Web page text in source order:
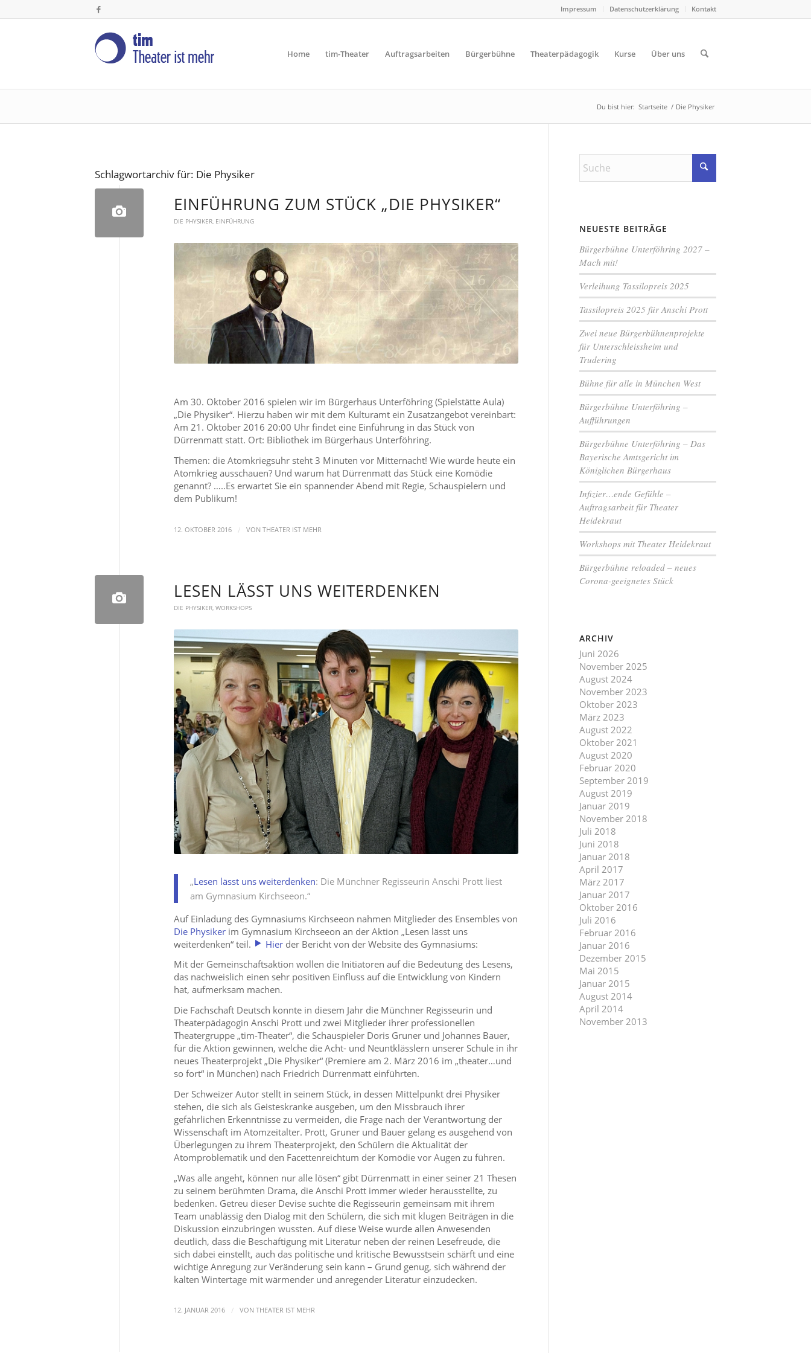
Impressum Datenschutzerklärung Kontakt
Home tim-Theater Auftragsarbeiten Bürgerbühne Theaterpädagogik Kurse Über uns
Du bist hier: Startseite / Die Physiker
Schlagwortarchiv für: Die Physiker
EINFÜHRUNG ZUM STÜCK „DIE PHYSIKER“
DIE PHYSIKER, EINFÜHRUNG
Am 30. Oktober 2016 spielen wir im Bürgerhaus Unterföhring (Spielstätte Aula)
„Die Physiker“. Hierzu haben wir mit dem Kulturamt ein Zusatzangebot vereinbart:
Am 21. Oktober 2016 20:00 Uhr findet eine Einführung in das Stück von
Dürrenmatt statt. Ort: Bibliothek im Bürgerhaus Unterföhring.
Themen: die Atomkriegsuhr steht 3 Minuten vor Mitternacht! Wie würde heute ein
Atomkrieg ausschauen? Und warum hat Dürrenmatt das Stück eine Komödie
genannt? …..Es erwartet Sie ein spannender Abend mit Regie, Schauspielern und
dem Publikum!
12. OKTOBER 2016 / VON THEATER IST MEHR
LESEN LÄSST UNS WEITERDENKEN
DIE PHYSIKER WORKSHOPS
„Lesen lässt uns weiterdenken: Die Münchner Regisseurin Anschi Prott liest
am Gymnasium Kirchseeon.“
Auf Einladung des Gymnasiums Kirchseeon nahmen Mitglieder des Ensembles von
Die Physiker im Gymnasium Kirchseeon an der Aktion „Lesen lässt uns
weiterdenken“ teil.
Hier der Bericht von der Website des Gymnasiums:
Mit der Gemeinschaftsaktion wollen die Initiatoren auf die Bedeutung des Lesens,
das nachweislich einen sehr positiven Einfluss auf die Entwicklung von Kindern
hat, aufmerksam machen.
Die Fachschaft Deutsch konnte in diesem Jahr die Münchner Regisseurin und
Theaterpädagogin Anschi Prott und zwei Mitglieder ihrer professionellen
Theatergruppe „tim-Theater“, die Schauspieler Doris Gruner und Johannes Bauer,
für die Aktion gewinnen, welche die Acht- und Neuntklässlern unserer Schule in ihr
neues Theaterprojekt „Die Physiker“ (Premiere am 2. März 2016 im „theater…und
so fort“ in München) nach Friedrich Dürrenmatt einführten.
Der Schweizer Autor stellt in seinem Stück, in dessen Mittelpunkt drei Physiker
stehen, die sich als Geisteskranke ausgeben, um den Missbrauch ihrer
gefährlichen Erkenntnisse zu vermeiden, die Frage nach der Verantwortung der
Wissenschaft im Atomzeitalter. Prott, Gruner und Bauer gelang es ausgehend von
Überlegungen zu ihrem Theaterprojekt, den Schülern die Aktualität der
Atomproblematik und den Facettenreichtum der Komödie vor Augen zu führen.
„Was alle angeht, können nur alle lösen“ gibt Dürrenmatt in einer seiner 21 Thesen
zu seinem berühmten Drama, die Anschi Prott immer wieder herausstellte, zu
bedenken. Getreu dieser Devise suchte die Regisseurin gemeinsam mit ihrem
Team unablässig den Dialog mit den Schülern, die sich mit klugen Beiträgen in die
Diskussion einzubringen wussten. Auf diese Weise wurde allen Anwesenden
deutlich, dass die Beschäftigung mit Literatur neben der reinen Lesefreude, die
sich dabei einstellt, auch das politische und kritische Bewusstsein schärft und eine
wichtige Anregung zur Veränderung sein kann – Grund genug, sich während der
kalten Wintertage mit wärmender und anregender Literatur einzudecken.
12. JANUAR 2016 / VON THEATER IST MEHR
NEUESTE BEITRÄGE
Bürgerbühne Unterföhring 2027 –
Mach mit!
Verleihung Tassilopreis 2025
Tassilopreis 2025 für Anschi Prott
Zwei neue Bürgerbühnenprojekte
für Unterschleissheim und
Trudering
Bühne für alle in München West
Bürgerbühne Unterföhring –
Aufführungen
Bürgerbühne Unterföhring – Das
Bayerische Amtsgericht im
Königlichen Bürgerhaus
Infizier…ende Gefühle –
Auftragsarbeit für Theater
Heidekraut
Workshops mit Theater Heidekraut
Bürgerbühne reloaded – neues
Corona-geeignetes Stück
ARCHIV
Juni 2026
November 2025
August 2024
November 2023
Oktober 2023
März 2023
August 2022
Oktober 2021
August 2020
Februar 2020
September 2019
August 2019
Januar 2019
November 2018
Juli 2018
Juni 2018
Januar 2018
April 2017
März 2017
Januar 2017
Oktober 2016
Juli 2016
Februar 2016
Januar 2016
Dezember 2015
Mai 2015
Januar 2015
August 2014
April 2014
November 2013